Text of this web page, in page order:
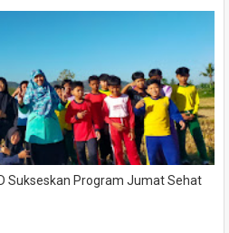
Sukseskan Program Jumat Sehat